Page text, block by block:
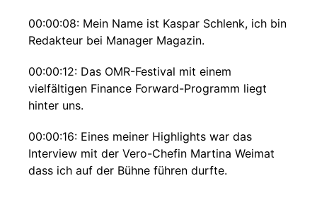
00:00:08: Mein Name ist Kaspar Schlenk, ich bin
Redakteur bei Manager Magazin.
00:00:12: Das OMR-Festival mit einem
vielfältigen Finance Forward-Programm liegt
hinter uns.
00:00:16: Eines meiner Highlights war das
Interview mit der Vero-Chefin Martina Weimat
dass ich auf der Bühne führen durfte.